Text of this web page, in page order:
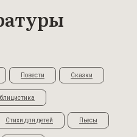
Повести Сказки
Стихи для детей Пьесы